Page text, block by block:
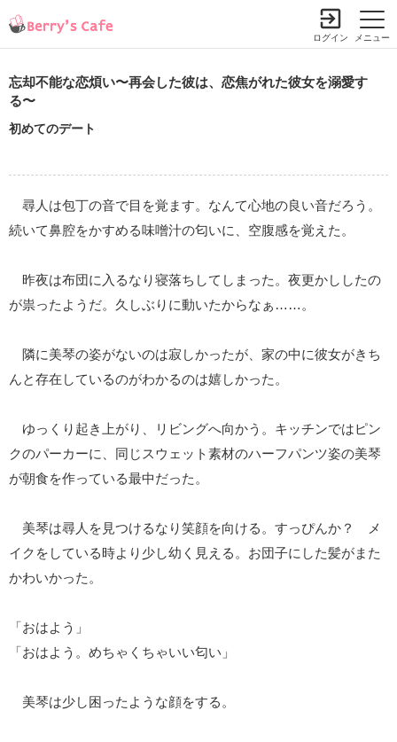
メニュー
ログイン
忘却不能な恋煩い〜再会した彼は、恋焦がれた彼女を溺愛す
る〜
初めてのデート
尋人は包丁の音で目を覚ます。なんて心地の良い音だろう。
続いて鼻腔をかすめる味噌汁の匂いに、空腹感を覚えた。
昨夜は布団に入るなり寝落ちしてしまった。夜更かししたの
が祟ったようだ。久しぶりに動いたからなぁ……。
隣に美琴の姿がないのは寂しかったが、家の中に彼女がきち
んと存在しているのがわかるのは嬉しかった。
ゆっくり起き上がり、リビングへ向かう。キッチンではピン
クのパーカーに、同じスウェット素材のハーフパンツ姿の美琴
が朝食を作っている最中だった。
美琴は尋人を見つけるなり笑顔を向ける。すっぴんか？ メ
イクをしている時より少し幼く見える。お団子にした髪がまた
かわいかった。
「おはよう」
「おはよう。めちゃくちゃいい匂い」
美琴は少し困ったような顔をする。